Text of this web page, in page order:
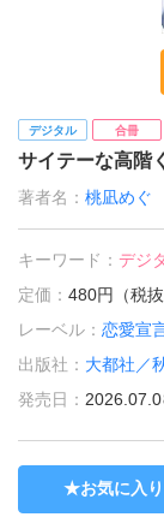
デジタル 合冊
サイテーな高階
著者名：桃凪めぐ
キーワード：デジ
定価：480円（税抜
レーベル：恋愛宣
出版社： 大都社／
発売日：
お気に入り